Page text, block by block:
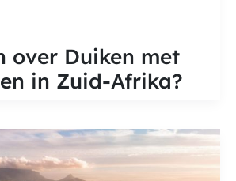
over Duiken met
in Zuid-Afrika?